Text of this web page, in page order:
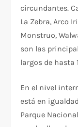
circundantes.
La Zebra, Arco
Monstruo,
son las
largos de hasta
En el nivel
está en
Parque